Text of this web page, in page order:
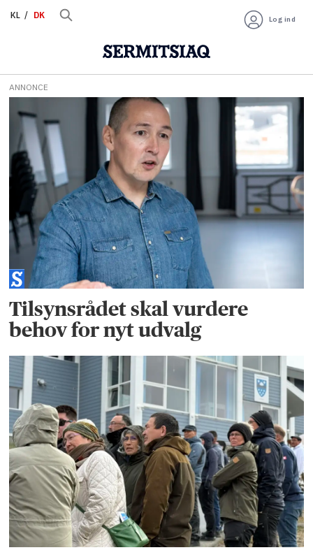
KL DK Log ind
Tag:
gideon
lyberth
ANNONCE
Tilsynsrådet skal vurdere
behov for nyt udvalg